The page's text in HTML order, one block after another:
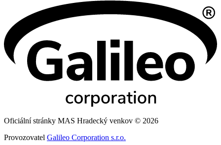
Oficiální stránky MAS Hradecký venkov © 2026
Provozovatel Galileo Corporation s.r.o.